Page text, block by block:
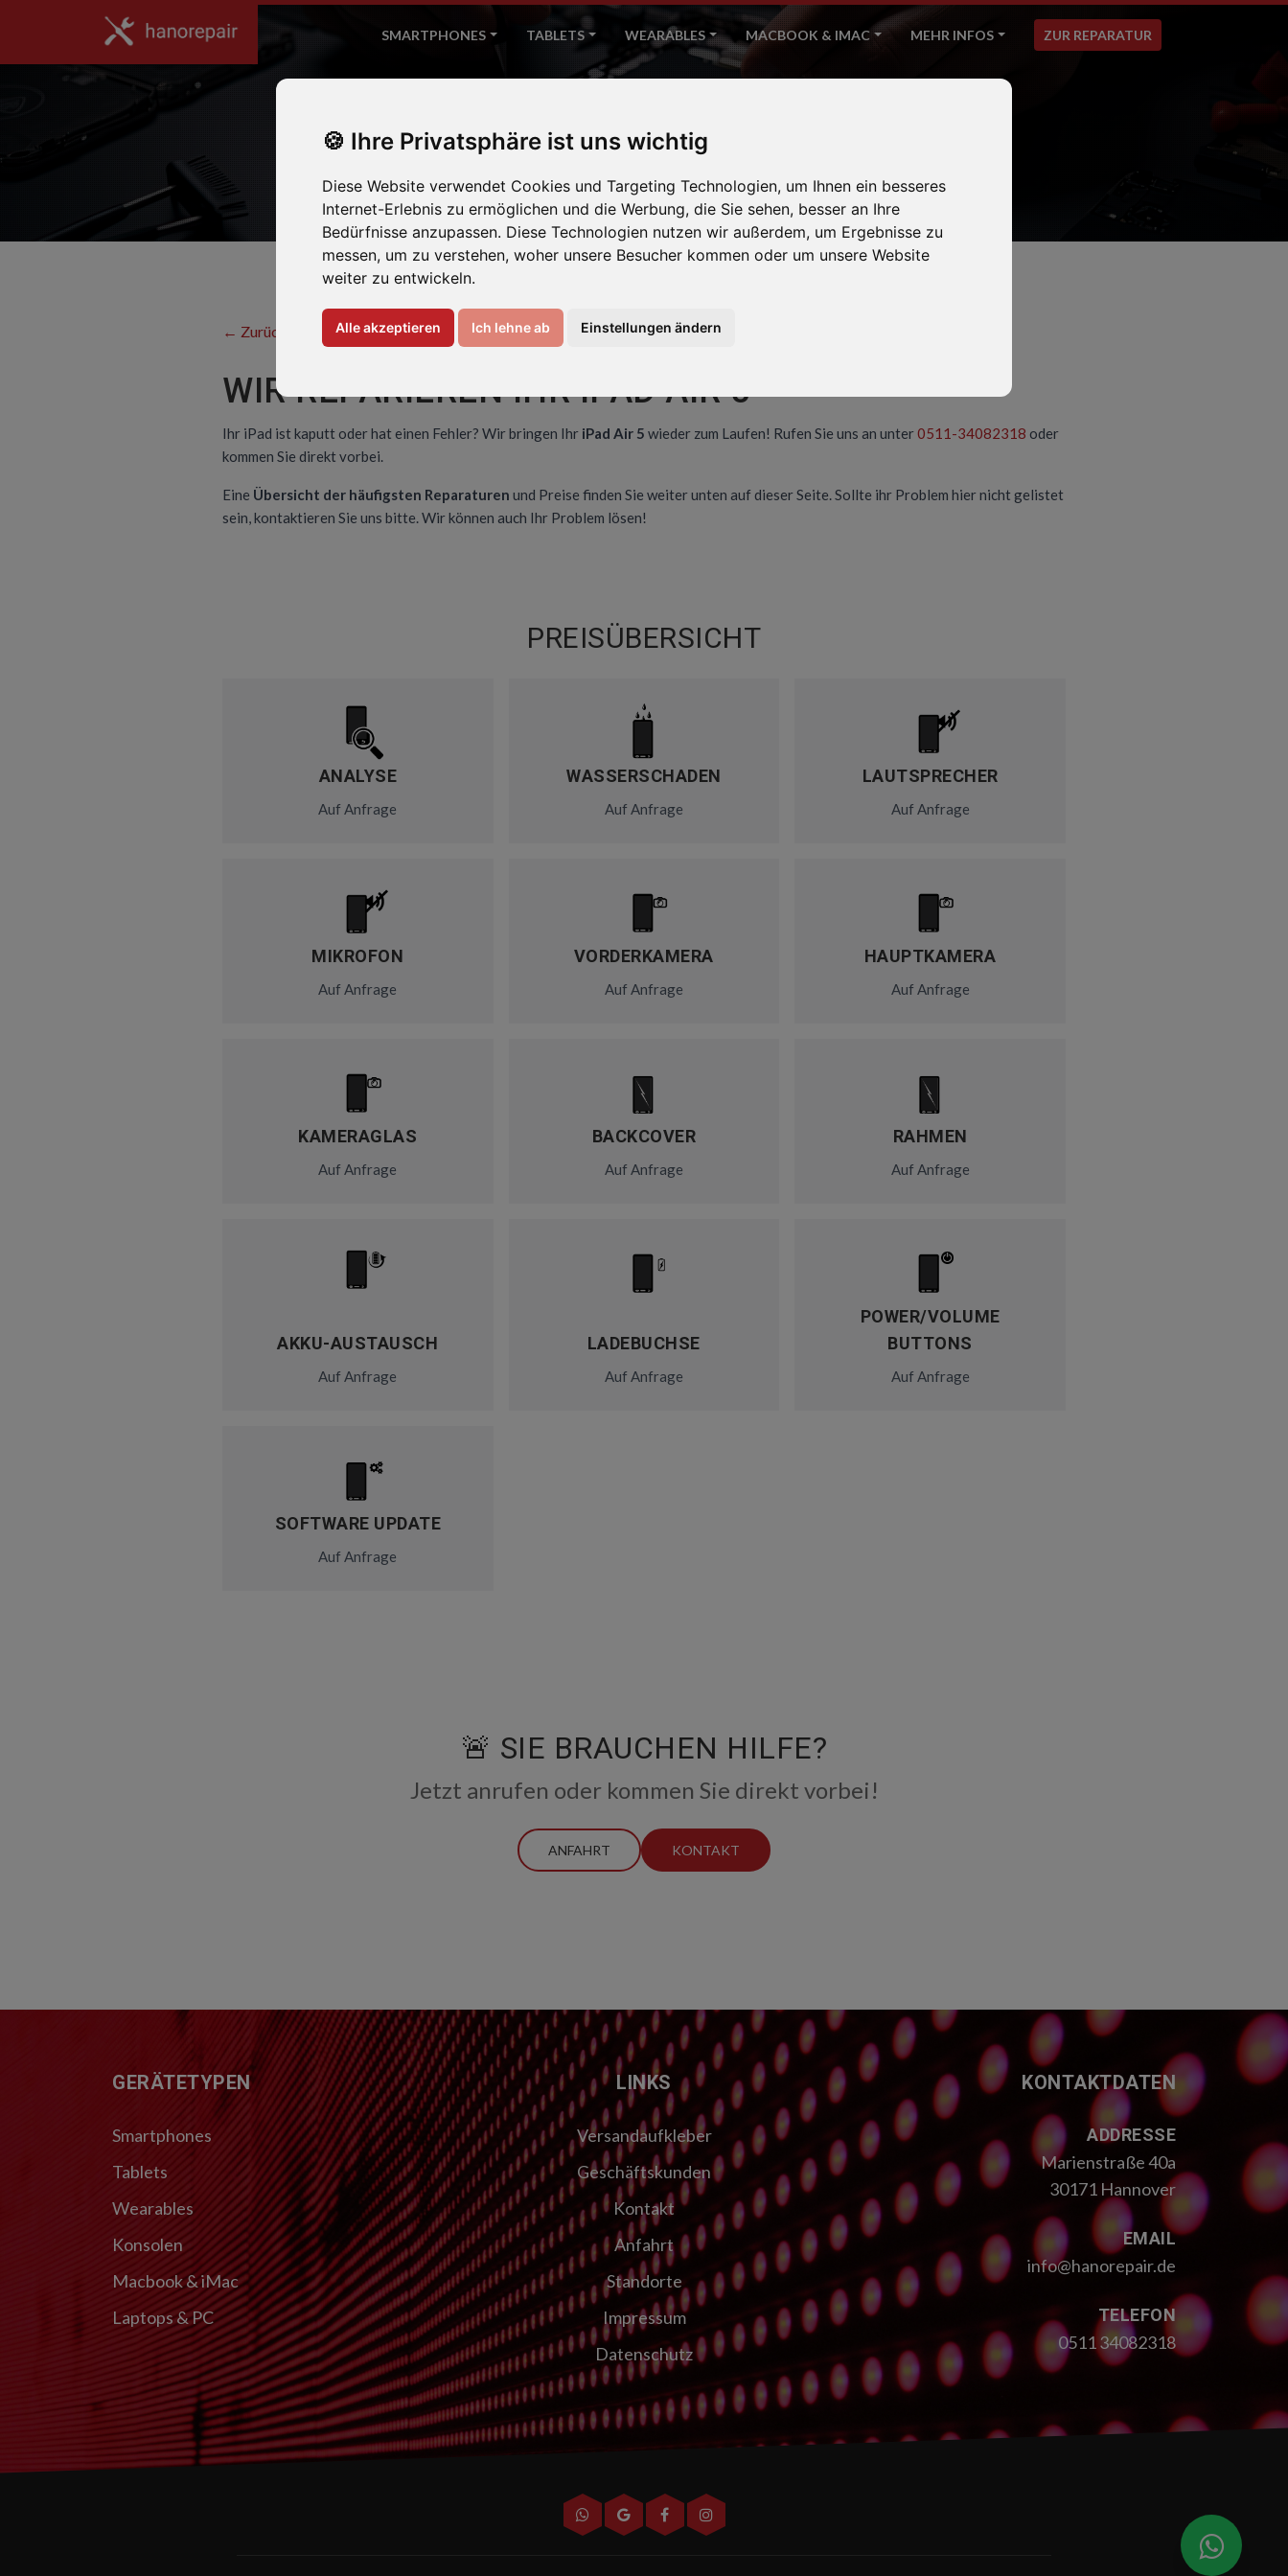
Ihre Privatsphäre ist uns wichtig
Diese Website verwendet Cookies und Targeting Technologien, um Ihnen ein besseres
Internet-Erlebnis zu ermöglichen und die Werbung, die Sie sehen, besser an Ihre
Bedürfnisse anzupassen. Diese Technologien nutzen wir außerdem, um Ergebnisse zu
messen, um zu verstehen, woher unsere Besucher kommen oder um unsere Website
weiter zu entwickeln.
Alle akzeptieren Ich lehne ab Einstellungen ändern
SMARTPHONES TABLETS WEARABLES MACBOOK & IMAC MEHR INFOS ZUR REPARATUR
iPad Air 5
Home Apple
← Zurück zum Hersteller
WIR REPARIEREN IHR IPAD AIR 5
Ihr iPad ist kaputt oder hat einen Fehler? Wir bringen Ihr iPad Air 5 wieder zum Laufen! Rufen Sie uns an unter0511-34082318 oder
kommen Sie direkt vorbei.
Eine Übersicht der häufigsten Reparaturen und Preise finden Sie weiter unten auf dieser Seite. Sollte ihr Problem hier nicht gelistet
sein, kontaktieren Sie uns bitte. Wir können auch Ihr Problem lösen!
PREISÜBERSICHT
ANALYSE
Auf Anfrage
WASSERSCHADEN
Auf Anfrage
LAUTSPRECHER
Auf Anfrage
MIKROFON
Auf Anfrage
VORDERKAMERA
Auf Anfrage
HAUPTKAMERA
Auf Anfrage
KAMERAGLAS
Auf Anfrage
BACKCOVER
Auf Anfrage
RAHMEN
Auf Anfrage
AKKU-AUSTAUSCH
Auf Anfrage
LADEBUCHSE
Auf Anfrage
POWER/VOLUME
BUTTONS
Auf Anfrage
SOFTWARE UPDATE
Auf Anfrage
🚨 SIE BRAUCHEN HILFE?
Jetzt anrufen oder kommen Sie direkt vorbei!
ANFAHRT KONTAKT
FUSSZEILEGERÄTETYPEN
Smartphones
Tablets
Wearables
Konsolen
Macbook & iMac
Laptops & PC
LINKS
Versandaufkleber
Geschäftskunden
Kontakt
Anfahrt
Standorte
Impressum
Datenschutz
KONTAKTDATEN
ADDRESSE
Marienstraße 40a
30171 Hannover
EMAIL
info@hanorepair.de
TELEFON
0511 34082318